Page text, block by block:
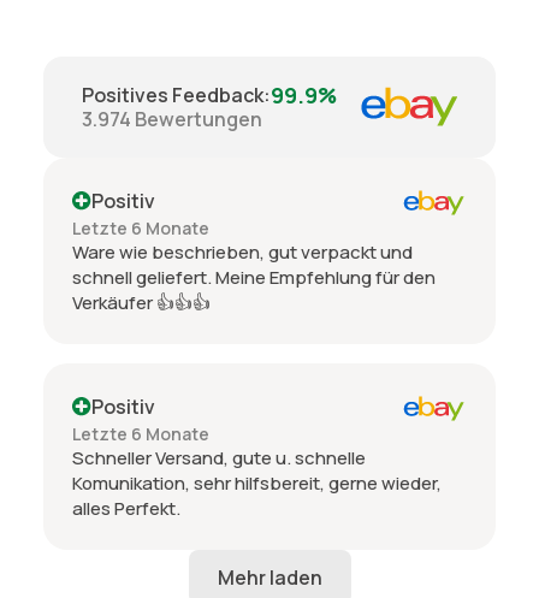
Positives Feedback:99.9%
3.974 Bewertungen
Positiv
Letzte 6 Monate
Ware wie beschrieben, gut verpackt und
schnell geliefert. Meine Empfehlung für den
Verkäufer 👍👍👍
Positiv
Letzte 6 Monate
Schneller Versand, gute u. schnelle
Komunikation, sehr hilfsbereit, gerne wieder,
alles Perfekt.